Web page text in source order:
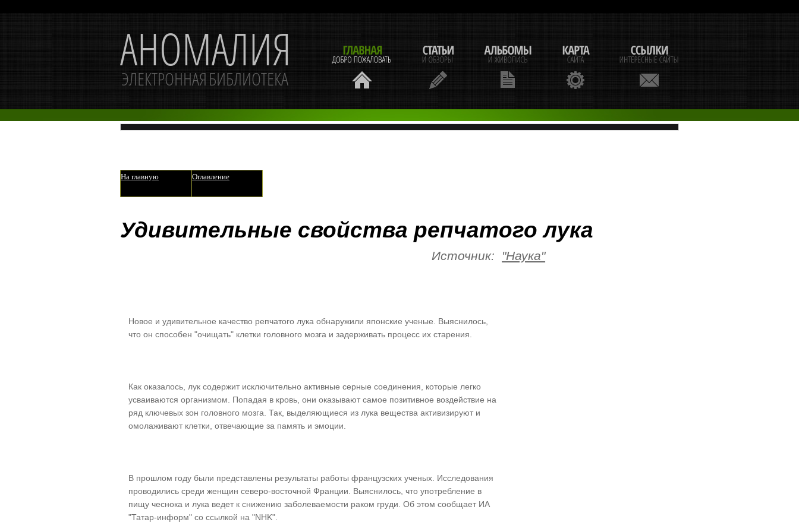
На главную Оглавление
Удивительные свойства репчатого лука
Источник: "Наука"
Новое и удивительное качество репчатого лука обнаружили японские ученые. Выяснилось,
что он способен "очищать" клетки головного мозга и задерживать процесс их старения.
Как оказалось, лук содержит исключительно активные серные соединения, которые легко
усваиваются организмом. Попадая в кровь, они оказывают самое позитивное воздействие на
ряд ключевых зон головного мозга. Так, выделяющиеся из лука вещества активизируют и
омолаживают клетки, отвечающие за память и эмоции.
В прошлом году были представлены результаты работы французских ученых. Исследования
проводились среди женщин северо-восточной Франции. Выяснилось, что употребление в
пищу чеснока и лука ведет к снижению заболеваемости раком груди. Об этом сообщает ИА
"Татар-информ" со ссылкой на "NHK".